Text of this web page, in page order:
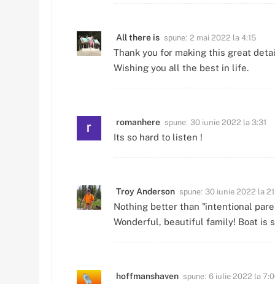
All there is spune: 2 mai 2022 la 4:15
Thank you for making this great
Wishing you all the best in life.
romanhere spune: 30 iunie 2022 la 3:31
Its so hard to listen !
Troy Anderson spune: 30 iunie 2022 la
Nothing better than "intentional
Wonderful, beautiful family! Boat is
hoffmanshaven spune: 6 iulie 2022 la